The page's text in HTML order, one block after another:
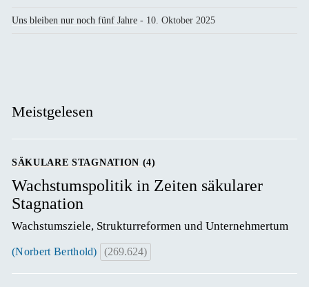
Uns bleiben nur noch fünf Jahre - 10. Oktober 2025
Meistgelesen
SÄKULARE STAGNATION (4)
Wachstumspolitik in Zeiten säkularer
Stagnation
Wachstumsziele, Strukturreformen und Unternehmertum
(Norbert Berthold) (269.624)